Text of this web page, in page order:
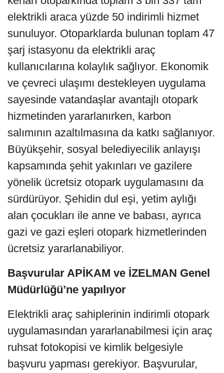
elektrikli araca yüzde 50 indirimli hizmet
sunuluyor. Otoparklarda bulunan toplam 47
şarj istasyonu da elektrikli araç
kullanıcılarına kolaylık sağlıyor. Ekonomik
ve çevreci ulaşımı destekleyen uygulama
sayesinde vatandaşlar avantajlı otopark
hizmetinden yararlanırken, karbon
salımının azaltılmasına da katkı sağlanıyor.
Büyükşehir, sosyal belediyecilik anlayışı
kapsamında şehit yakınları ve gazilere
yönelik ücretsiz otopark uygulamasını da
sürdürüyor. Şehidin dul eşi, yetim aylığı
alan çocukları ile anne ve babası, ayrıca
gazi ve gazi eşleri otopark hizmetlerinden
ücretsiz yararlanabiliyor.
Başvurular APİKAM ve İZELMAN Genel
Müdürlüğü’ne yapılıyor
Elektrikli araç sahiplerinin indirimli otopark
uygulamasından yararlanabilmesi için araç
ruhsat fotokopisi ve kimlik belgesiyle
başvuru yapması gerekiyor. Başvurular,